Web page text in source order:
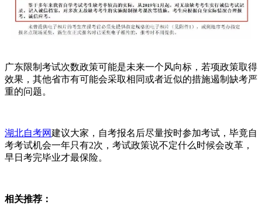
广东限制考试次数政策可能是未来一个风向标，若项政策取得
效果，其他省市有可能会采取相同或者近似的措施遏制缺考严
重的问题。
湖北自考网建议大家，自考报名后尽量按时参加考试，毕竟自
考考试机会一年只有2次，考试政策说不定什么时候会改革，
早日考完毕业才最保险。
相关推荐：